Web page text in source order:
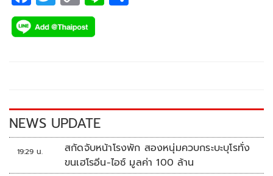
ac
e
k
wi
tt
o
p
k
NEWS UPDATE
19:29 น.
สกัดจับหน้าโรงพัก สองหนุ่มควบกระบะบุโรทั่ง
ขนเฮโรอีน-ไอซ์ มูลค่า 100 ล้าน